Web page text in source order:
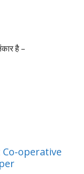
है –
operative